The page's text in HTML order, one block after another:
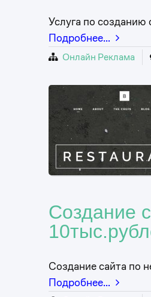
Услуга по созданию
Подробнее…
Онлайн Реклама
Создание
Создание сайта по
Подробнее…